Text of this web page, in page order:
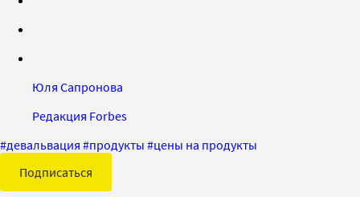
Юля Сапронова
Редакция Forbes
#девальвация #продукты #цены на продукты
Подписаться